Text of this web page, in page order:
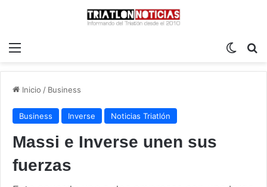
Inicio / Business
Business Inverse Noticias Triatlón
Massi e Inverse unen sus
fuerzas